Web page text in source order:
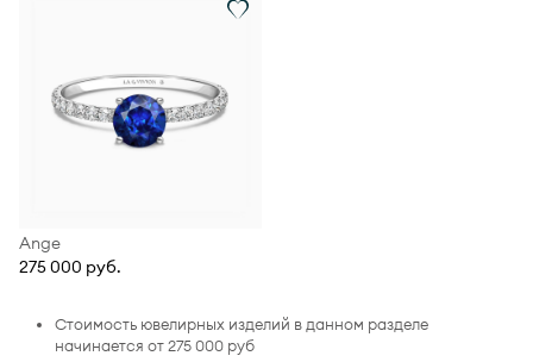
Ange
275 000 руб.
Стоимость ювелирных изделий в данном разделе
начинается от 275 000 руб